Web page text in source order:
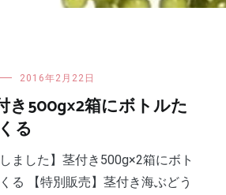
2016年2月22日
き500g×2箱にボトルた
る
ました】茎付き500g×2箱にボト
る 【特別販売】茎付き海ぶどう